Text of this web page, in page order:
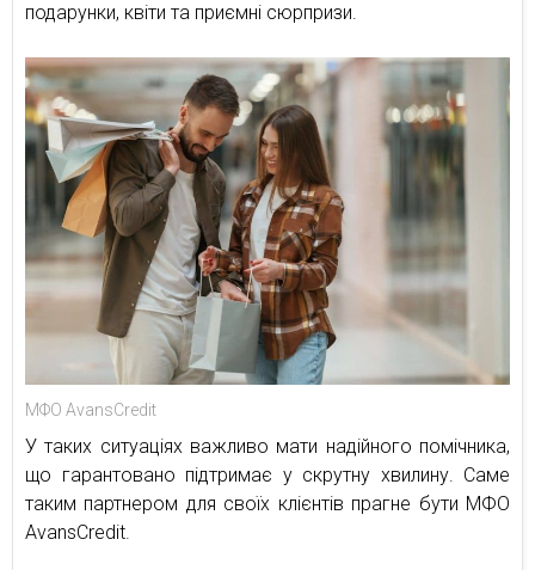
подарунки, квіти та приємні сюрпризи.
МФО AvansCredit
У таких ситуаціях важливо мати надійного помічника,
що гарантовано підтримає у скрутну хвилину. Саме
таким партнером для своїх клієнтів прагне бути МФО
AvansCredit.